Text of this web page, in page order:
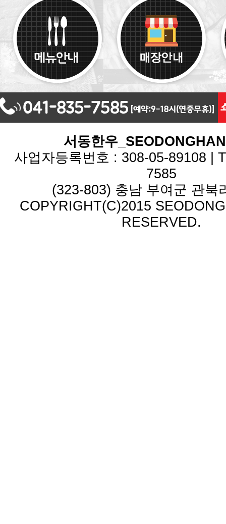
서동한우
사업자등록번호 : 308-05-89108 |
7585
(323-803) 충남 부여군 관북
COPYRIGHT(C)2015
RESERVED.